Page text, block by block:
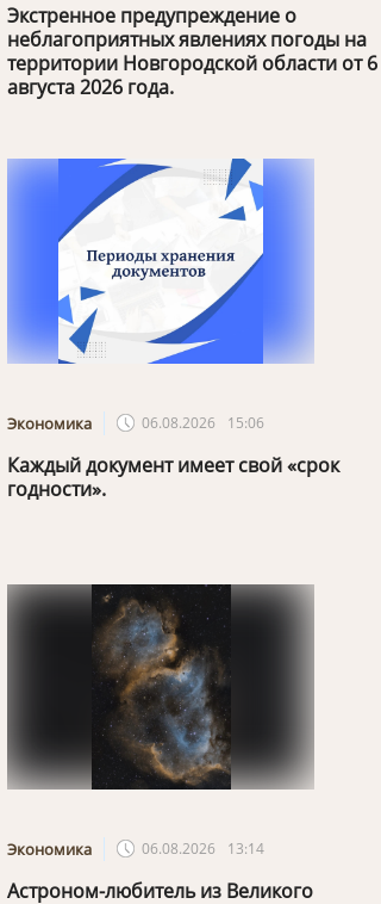
Экстренное предупреждение о
неблагоприятных явлениях погоды на
территории Новгородской области от 6
августа 2026 года.
Экономика 06.08.2026 15:06
Каждый документ имеет свой «срок
годности».
Экономика 06.08.2026 13:14
Астроном-любитель из Великого